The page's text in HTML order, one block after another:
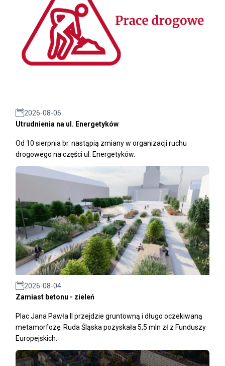
2026-08-06
Utrudnienia na ul. Energetyków
Od 10 sierpnia br. nastąpią zmiany w organizacji ruchu
drogowego na części ul. Energetyków.
2026-08-04
Zamiast betonu - zieleń
Plac Jana Pawła II przejdzie gruntowną i długo oczekiwaną
metamorfozę. Ruda Śląska pozyskała 5,5 mln zł z Funduszy
Europejskich.